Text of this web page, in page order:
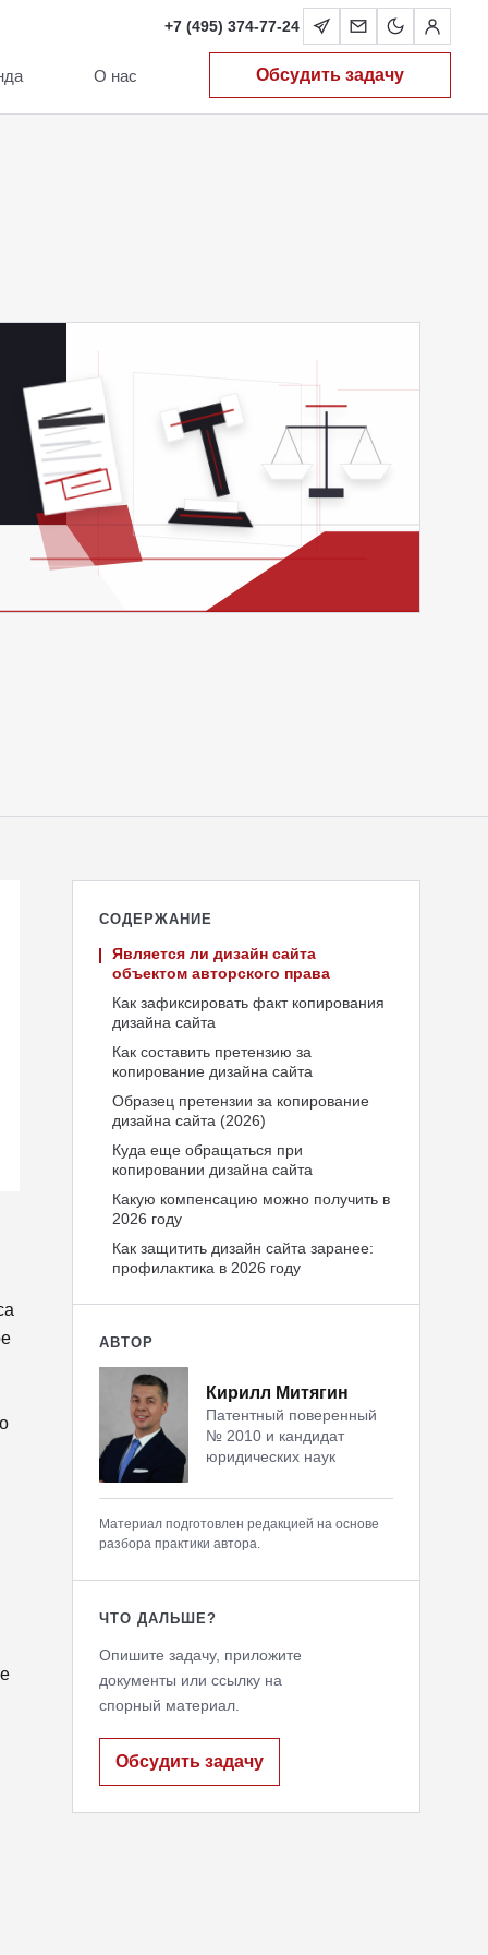
О нас
+7 (495) 374-77-24
Обсудить задачу
СОДЕРЖАНИЕ
Является ли дизайн сайта
объектом авторского права
Как зафиксировать факт копирования
дизайна сайта
Как составить претензию за
копирование дизайна сайта
Образец претензии за копирование
дизайна сайта (2026)
Куда еще обращаться при
копировании дизайна сайта
Какую компенсацию можно получить в
2026 году
Как защитить дизайн сайта заранее:
профилактика в 2026 году
АВТОР
Кирилл Митягин
Патентный поверенный
№ 2010 и кандидат
юридических наук
Материал подготовлен редакцией на основе
разбора практики автора.
ЧТО ДАЛЬШЕ?
Опишите задачу, приложите
документы или ссылку на
спорный материал.
Обсудить задачу